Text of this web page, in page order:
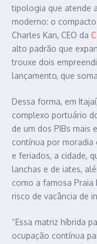
tipologia que atende
moderno: o
Charles Kan, CEO da
alto padrão que
trouxe dois
lançamento, que
Dessa forma, em
complexo portuário
de um dos PIBs mais
contínua por moradia
e feriados, a cidade,
lanchas e de iates,
como a famosa Praia
risco de vacância de
“Essa matriz híbrida
ocupação contínua